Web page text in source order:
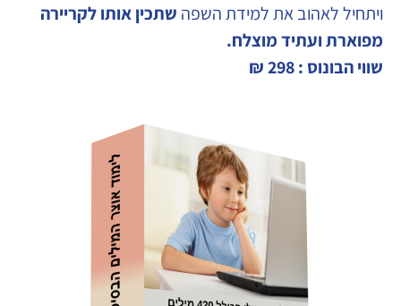
ויתחיל לאהוב את למידת השפה שתכין אותו לקריירה
מפוארת ועתיד מוצלח.
שווי הבונוס :
298 ₪